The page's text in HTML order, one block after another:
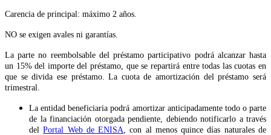
Carencia de principal: máximo 2 años.
NO se exigen avales ni garantías.
La parte no reembolsable del préstamo participativo podrá alcanzar hasta
un 15% del importe del préstamo, que se repartirá entre todas las cuotas en
que se divida ese préstamo. La cuota de amortización del préstamo será
trimestral.
La entidad beneficiaria podrá amortizar anticipadamente todo o parte
de la financiación otorgada pendiente, debiendo notificarlo a través
delPortal Web de ENISA , con al menos quince días naturales de